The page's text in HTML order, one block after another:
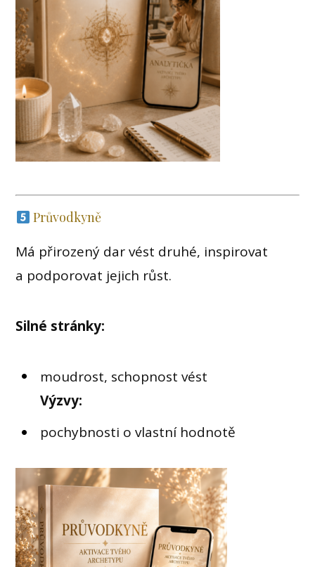
Průvodkyně
Má přirozený dar vést druhé, inspirovat
a podporovat jejich růst.
Silné stránky:
moudrost, schopnost vést
Výzvy:
pochybnosti o vlastní hodnotě